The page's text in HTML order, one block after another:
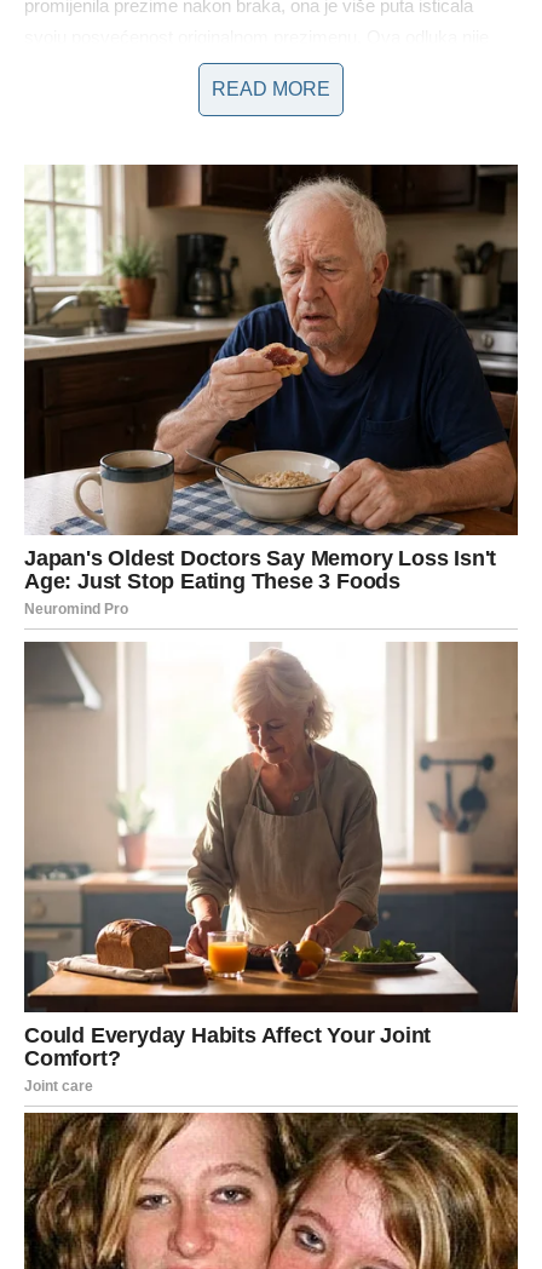
promijenila prezime nakon braka, ona je više puta isticala
bila samo stvar lične preferencije, već i snažna poruka svim
ženama da ostanu dosljedne sebi. U svijetu gdje se očekuje
postaje inspiracija za mnoge. Mnogo je žena koje su se
pronašle u njenoj poruci, prepoznajući da je autentičnost temelj
uspjeha u poslovnom i privatnom životu.
Suočavanje sa Preporodima i Kritikom
Njen put nije bio bez izazova. Suočavala se sa predrasudama
i kritikama koje su često dolazile iz medija.
Na primjer, tokom
jedne od svojih turneja, suočila se sa snažnim kritikama zbog
svog izgleda i stila, ali je njena sposobnost da zatvori uši na
negativne komentare i nastavi dalje ne samo da je ojačala njen
status u muzičkoj industriji, već je i inspirisala mnoge mlade
žene da se bore za svoje snove.Uz sve to, ona je bila aktivna
u borbi protiv stereotipa koji prate žene u industriji zabave,
pokazujući da su strast i talent važniji od bilo kakvih
predrasuda. Njena hrabrost da se suoči s kritikama i nastavi
djelovati kao ambasador pozitivnih promjena čini je uzorom
mnogima.
READ MORE